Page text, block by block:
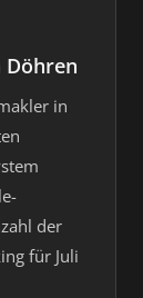
in
der
für Juli